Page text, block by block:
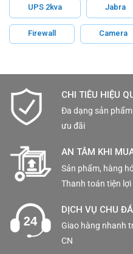
UPS 2kva Jabra
Firewall Camera
CHI TIÊU HIỆU
Đa dạng sản
ưu đãi
AN TÂM KHI
Sản phẩm, hàng
Thanh toán tiện lợi
DỊCH VỤ CHU
Giao hàng nhanh
CN